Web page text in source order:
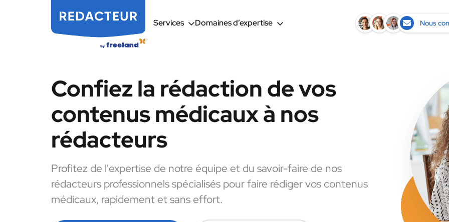
Services Domaines d’expertise Nous
Confiez la rédaction de vos
contenus médicaux à nos
rédacteurs
Profitez de l'expertise de notre équipe et du savoir-faire de nos
rédacteurs professionnels spécialisés pour faire rédiger vos contenus
médicaux, rapidement et sans effort.